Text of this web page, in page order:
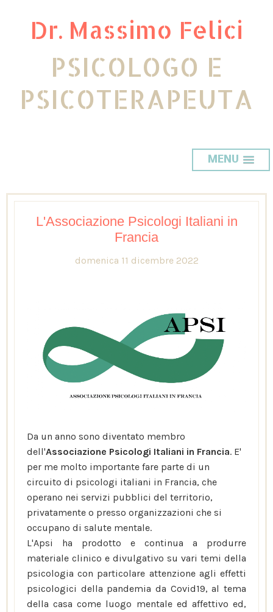
Dr. Massimo Felici
PSICOLOGO E
PSICOTERAPEUTA
MENU
L'Associazione Psicologi Italiani in
Francia
domenica 11 dicembre 2022
Da un anno sono diventato membro
dell'Associazione Psicologi Italiani in Francia. E'
per me molto importante fare parte di un
circuito di psicologi italiani in Francia, che
operano nei servizi pubblici del territorio,
privatamente o presso organizzazioni che si
occupano di salute mentale.
L'Apsi ha prodotto e continua a produrre
materiale clinico e divulgativo su vari temi della
psicologia con particolare attenzione agli effetti
psicologici della pandemia da Covid19, al tema
della casa come luogo mentale ed affettivo ed,